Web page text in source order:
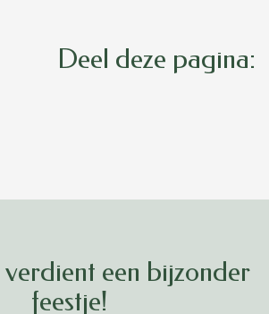
Deel deze pagina:
een bijzonder
feestje!